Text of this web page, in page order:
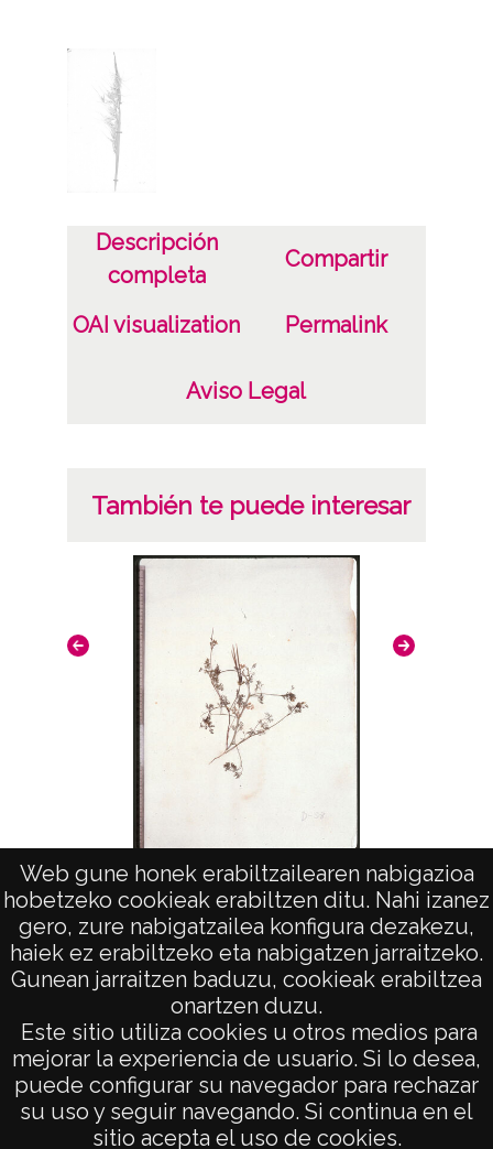
Web gune honek erabiltzailearen nabigazioa
hobetzeko cookieak erabiltzen ditu. Nahi izanez
gero, zure nabigatzailea konfigura dezakezu,
haiek ez erabiltzeko eta nabigatzen jarraitzeko.
Gunean jarraitzen baduzu, cookieak erabiltzea
onartzen duzu.
Este sitio utiliza cookies u otros medios para
mejorar la experiencia de usuario. Si lo desea,
puede configurar su navegador para rechazar
su uso y seguir navegando. Si continua en el
sitio acepta el uso de cookies.
Licencia de las imágenes
CC BY-NC-SA 4.0
Descripción
completa
Compartir
OAI visualization Permalink
Aviso Legal
También te puede interesar
Scandix pecten-veneris L. subsp. pecten-
veneris
AVISO LEGAL
POLÍTICA DE PRIVACIDAD
ACCESIBILIDAD
ATENCIÓN CIUDADANA